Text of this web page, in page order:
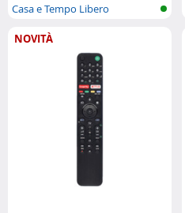
Casa e Tempo Libero
NOVITÀ